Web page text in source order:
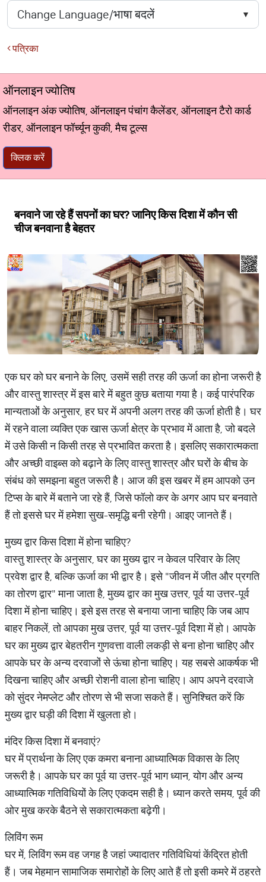
पत्रिका
ऑनलाइन ज्योतिष
ऑनलाइन अंक ज्योतिष, ऑनलाइन पंचांग कैलेंडर, ऑनलाइन टैरो कार्ड
रीडर, ऑनलाइन फॉर्च्यून कुकी, मैच टूल्स
क्लिक करें
बनवाने जा रहे हैं सपनों का घर? जानिए किस दिशा में कौन सी
चीज बनवाना है बेहतर
एक घर को घर बनाने के लिए, उसमें सही तरह की ऊर्जा का होना जरूरी है
और वास्तु शास्त्र में इस बारे में बहुत कुछ बताया गया है। कई पारंपरिक
मान्यताओं के अनुसार, हर घर में अपनी अलग तरह की ऊर्जा होती है। घर
में रहने वाला व्यक्ति एक खास ऊर्जा क्षेत्र के प्रभाव में आता है, जो बदले
में उसे किसी न किसी तरह से प्रभावित करता है। इसलिए सकारात्मकता
और अच्छी वाइब्स को बढ़ाने के लिए वास्तु शास्त्र और घरों के बीच के
संबंध को समझना बहुत जरूरी है। आज की इस खबर में हम आपको उन
टिप्स के बारे में बताने जा रहे हैं, जिसे फॉलो कर के अगर आप घर बनवाते
हैं तो इससे घर में हमेशा सुख-समृद्धि बनी रहेगी। आइए जानते हैं।
मुख्य द्वार किस दिशा में होना चाहिए?
वास्तु शास्त्र के अनुसार, घर का मुख्य द्वार न केवल परिवार के लिए
प्रवेश द्वार है, बल्कि ऊर्जा का भी द्वार है। इसे "जीवन में जीत और प्रगति
का तोरण द्वार" माना जाता है, मुख्य द्वार का मुख उत्तर, पूर्व या उत्तर-पूर्व
दिशा में होना चाहिए। इसे इस तरह से बनाया जाना चाहिए कि जब आप
बाहर निकलें, तो आपका मुख उत्तर, पूर्व या उत्तर-पूर्व दिशा में हो। आपके
घर का मुख्य द्वार बेहतरीन गुणवत्ता वाली लकड़ी से बना होना चाहिए और
आपके घर के अन्य दरवाजों से ऊंचा होना चाहिए। यह सबसे आकर्षक भी
दिखना चाहिए और अच्छी रोशनी वाला होना चाहिए। आप अपने दरवाजे
को सुंदर नेमप्लेट और तोरण से भी सजा सकते हैं। सुनिश्चित करें कि
मुख्य द्वार घड़ी की दिशा में खुलता हो।
मंदिर किस दिशा में बनवाएं?
घर में प्रार्थना के लिए एक कमरा बनाना आध्यात्मिक विकास के लिए
जरूरी है। आपके घर का पूर्व या उत्तर-पूर्व भाग ध्यान, योग और अन्य
आध्यात्मिक गतिविधियों के लिए एकदम सही है। ध्यान करते समय, पूर्व की
ओर मुख करके बैठने से सकारात्मकता बढ़ेगी।
लिविंग रूम
घर में, लिविंग रूम वह जगह है जहां ज्यादातर गतिविधियां केंद्रित होती
हैं। जब मेहमान सामाजिक समारोहों के लिए आते हैं तो इसी कमरे में ठहरते